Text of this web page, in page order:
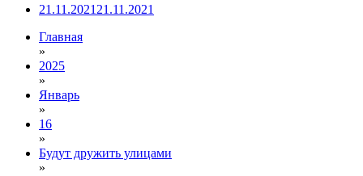
21.11.2021 21.11.2021
Главная
»
2025
»
Январь
»
16
»
Будут дружить улицами
»